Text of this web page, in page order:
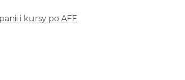
i kursy po AFF